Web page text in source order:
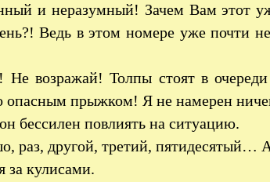
и неразумный! Зачем Вам этот
Ведь в этом номере уже почти
возражай! Толпы стоят в
опасным прыжком! Я не намерен
бессилен повлиять на ситуацию.
раз, другой, третий, пятидесятый…
за кулисами.